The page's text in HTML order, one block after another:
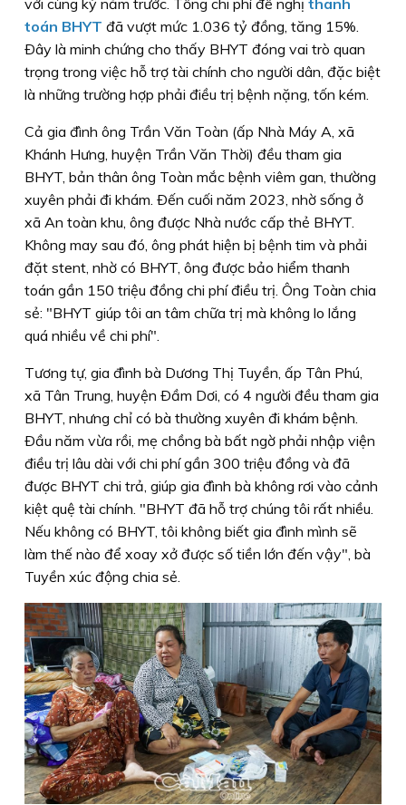
với cùng kỳ năm trước. Tổng chi phí đề nghị thanh
toán BHYT đã vượt mức 1.036 tỷ đồng, tăng 15%.
Ðây là minh chứng cho thấy BHYT đóng vai trò quan
trọng trong việc hỗ trợ tài chính cho người dân, đặc biệt
là những trường hợp phải điều trị bệnh nặng, tốn kém.
Cả gia đình ông Trần Văn Toàn (ấp Nhà Máy A, xã
Khánh Hưng, huyện Trần Văn Thời) đều tham gia
BHYT, bản thân ông Toàn mắc bệnh viêm gan, thường
xuyên phải đi khám. Ðến cuối năm 2023, nhờ sống ở
xã An toàn khu, ông được Nhà nước cấp thẻ BHYT.
Không may sau đó, ông phát hiện bị bệnh tim và phải
đặt stent, nhờ có BHYT, ông được bảo hiểm thanh
toán gần 150 triệu đồng chi phí điều trị. Ông Toàn chia
sẻ: "BHYT giúp tôi an tâm chữa trị mà không lo lắng
quá nhiều về chi phí".
Tương tự, gia đình bà Dương Thị Tuyền, ấp Tân Phú,
xã Tân Trung, huyện Ðầm Dơi, có 4 người đều tham gia
BHYT, nhưng chỉ có bà thường xuyên đi khám bệnh.
Ðầu năm vừa rồi, mẹ chồng bà bất ngờ phải nhập viện
điều trị lâu dài với chi phí gần 300 triệu đồng và đã
được BHYT chi trả, giúp gia đình bà không rơi vào cảnh
kiệt quệ tài chính. "BHYT đã hỗ trợ chúng tôi rất nhiều.
Nếu không có BHYT, tôi không biết gia đình mình sẽ
làm thế nào để xoay xở được số tiền lớn đến vậy", bà
Tuyền xúc động chia sẻ.